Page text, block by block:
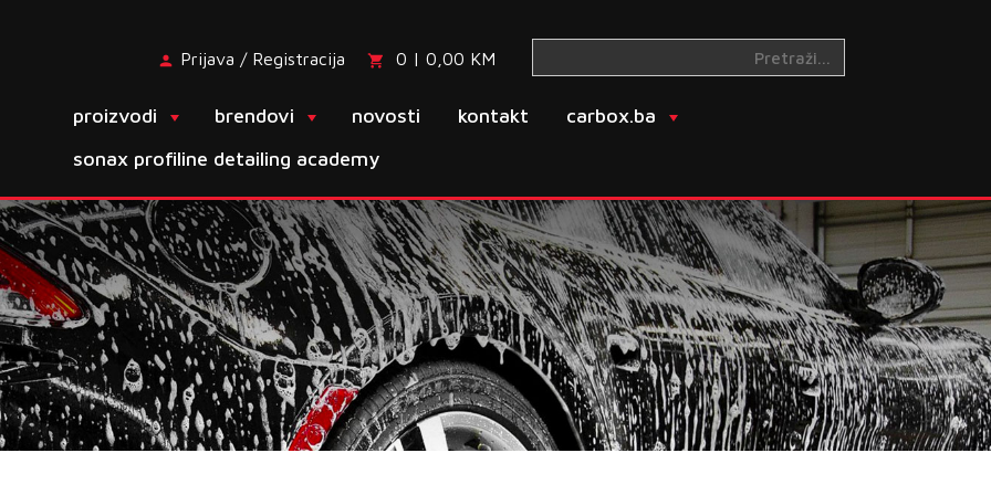
Prijava / Registracija 0 | 0,00 KM
proizvodi brendovi novosti kontakt
carbox.ba
sonax profiline detailing academy